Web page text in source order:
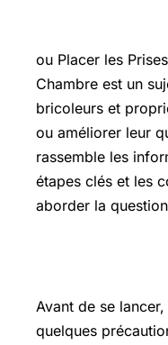
ou Placer les
Chambre est un
bricoleurs et
ou améliorer leur
rassemble les
étapes clés et les
aborder la
Avant de se
quelques